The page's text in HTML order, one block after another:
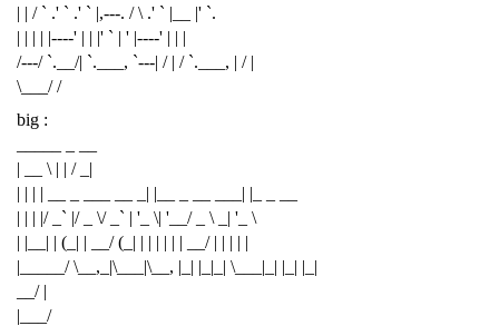
| | / ` .' ` .' ` |,---. / \ .' ` |__ |' `.
| | | | |----' | | |' ` | ' |----' | | |
/---/ `.__/| `.___, `---| / | / `.___, | / |
\___/ /
big :
| __ \ | | / _|
| | | | __ _ ___ __ _| |__ _ __ ___| |_ _ __
| | | |/ _` |/ _ \/ _` | '_ \| '__/ _ \ _| '_ \
| |__| | (_| | __/ (_| | | | | | | __/ | | | | |
|_____/ \__,_|\___|\__, |_| |_|_| \___|_| |_| |_|
__/ |
|___/